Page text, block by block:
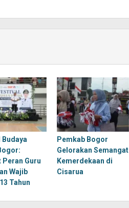
Budaya
Peran Guru
Wajib
Tahun
Pemkab Bogor
Gelorakan Semangat
Kemerdekaan di
Cisarua